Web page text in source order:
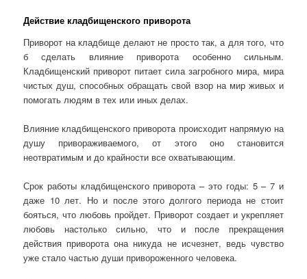
Действие кладбищенского приворота
Приворот на кладбище делают не просто так, а для того, что
б сделать влияние приворота особенно сильным.
Кладбищенский приворот питает сила загробного мира, мира
чистых душ, способных обращать свой взор на мир живых и
помогать людям в тех или иных делах.
Влияние кладбищенского приворота происходит напрямую на
душу привораживаемого, от этого оно становится
неотвратимым и до крайности все охватывающим.
Срок работы кладбищенского приворота – это годы: 5 – 7 и
даже 10 лет. Но и после этого долгого периода не стоит
бояться, что любовь пройдет. Приворот создает и укрепляет
любовь настолько сильно, что и после прекращения
действия приворота она никуда не исчезнет, ведь чувство
уже стало частью души привороженного человека.